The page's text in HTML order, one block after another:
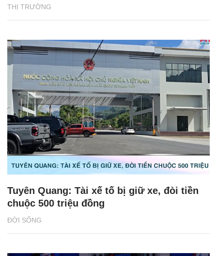
THỊ TRƯỜNG
ĐỜI SỐNG
Tuyên Quang: Tài xế tố bị giữ xe, đòi tiền
chuộc 500 triệu đồng